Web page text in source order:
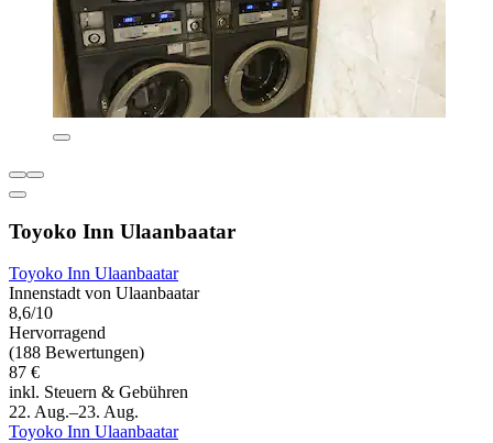
Toyoko Inn Ulaanbaatar
Toyoko Inn Ulaanbaatar
Innenstadt von Ulaanbaatar
8,6/10
Hervorragend
(188 Bewertungen)
87 €
inkl. Steuern & Gebühren
22. Aug.–23. Aug.
Toyoko Inn Ulaanbaatar